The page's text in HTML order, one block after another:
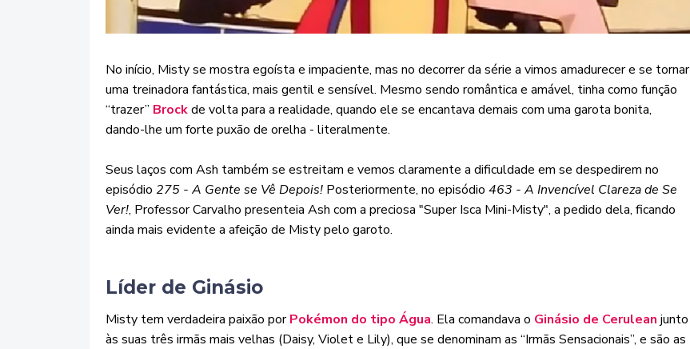
No início, Misty se mostra egoísta e impaciente, mas no decorrer da série a vimos amadurecer e se tornar
uma treinadora fantástica, mais gentil e sensível. Mesmo sendo romântica e amável, tinha como função
“trazer” Brockde volta para a realidade, quando ele se encantava demais com uma garota bonita,
dando-lhe um forte puxão de orelha - literalmente.
Seus laços com Ash também se estreitam e vemos claramente a dificuldade em se despedirem no
episódio 275 - A Gente se Vê Depois! Posteriormente, no episódio 463 - A Invencível Clareza de Se
Ver!, Professor Carvalho presenteia Ash com a preciosa "Super Isca Mini-Misty", a pedido dela, ficando
ainda mais evidente a afeição de Misty pelo garoto.
Líder de Ginásio
Misty tem verdadeira paixão porPokémon do tipo Água. Ela comandava o Ginásio de Cerulean junto
às suas três irmãs mais velhas (Daisy, Violet e Lily), que se denominam as “Irmãs Sensacionais”, e são as